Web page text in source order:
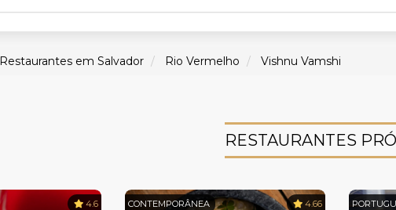
Restaurantes em Salvador Rio Vermelho Vishnu Vamshi
RESTAURANTES
4.6 CONTEMPORÂNEA 4.66